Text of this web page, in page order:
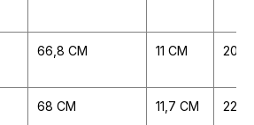
66,8 CM 11 CM 20,3
68 CM 11,7 CM 22,9